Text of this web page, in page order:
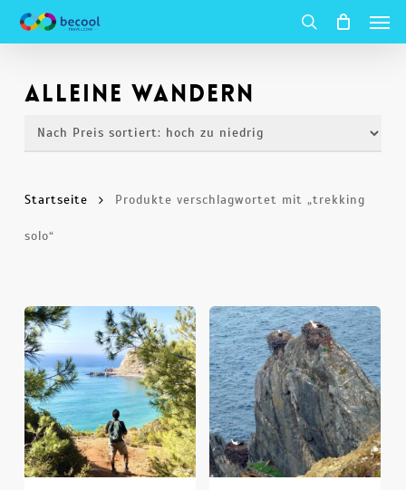
Zum
Hauptinhalt
Suche
alleine wandern
Startseite Produkte verschlagwortet mit „trekking
solo“